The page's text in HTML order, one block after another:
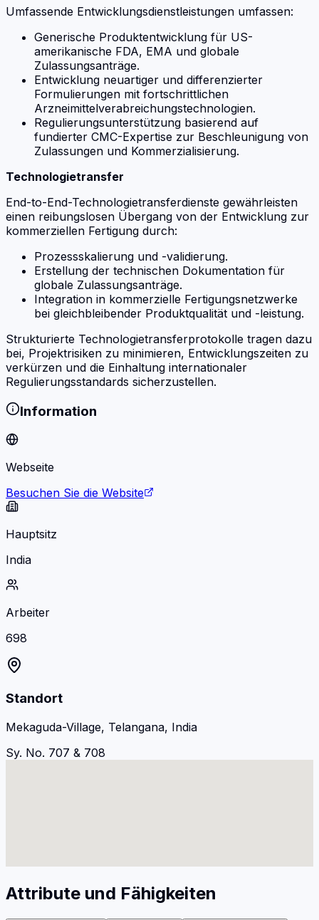
Umfassende Entwicklungsdienstleistungen umfassen:
Generische Produktentwicklung für US-
amerikanische FDA, EMA und globale
Zulassungsanträge.
Entwicklung neuartiger und differenzierter
Formulierungen mit fortschrittlichen
Arzneimittelverabreichungstechnologien.
Regulierungsunterstützung basierend auf
fundierter CMC-Expertise zur Beschleunigung von
Zulassungen und Kommerzialisierung.
Technologietransfer
End-to-End-Technologietransferdienste gewährleisten
einen reibungslosen Übergang von der Entwicklung zur
kommerziellen Fertigung durch:
Prozessskalierung und -validierung.
Erstellung der technischen Dokumentation für
globale Zulassungsanträge.
Integration in kommerzielle Fertigungsnetzwerke
bei gleichbleibender Produktqualität und -leistung.
Strukturierte Technologietransferprotokolle tragen dazu
bei, Projektrisiken zu minimieren, Entwicklungszeiten zu
verkürzen und die Einhaltung internationaler
Regulierungsstandards sicherzustellen.
Information
Webseite
Besuchen Sie die Website
Hauptsitz
India
Arbeiter
698
Standort
Mekaguda-Village, Telangana, India
Sy. No. 707 & 708
Attribute und Fähigkeiten